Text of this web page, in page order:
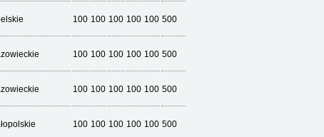
100 100 100 100 100 500
100 100 100 100 100 500
100 100 100 100 100 500
100 100 100 100 100 500